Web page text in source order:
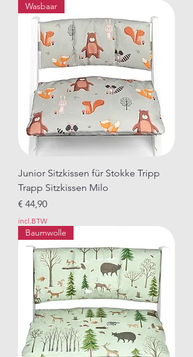
Wasbaar
Junior Sitzkissen für Stokke Tripp
Trapp Sitzkissen Milo
Prijs
€ 44,90
incl.BTW
Baumwolle